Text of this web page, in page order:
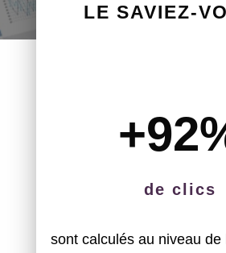
LE SAVIEZ-
+92
de clics
sont calculés au niveau de